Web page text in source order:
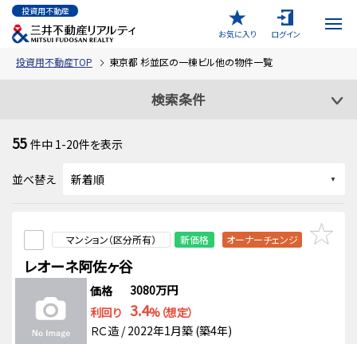
投資用不動産
お気に入り
ログイン
投資用不動産TOP 東京都 杉並区の一棟ビル他の物件一覧
検索条件
55 件中 1-20件を表示
並べ替え
マンション（区分所有） 新価格 オーナーチェンジ
レオーネ阿佐ヶ谷
価格
3080万円
利回り 3.4%（想定）
ＲＣ造 / 2022年1月築 (築4年)